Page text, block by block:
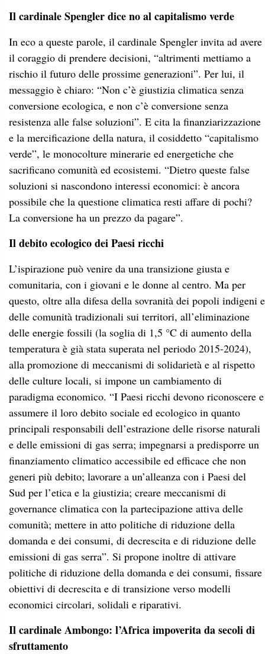
Il cardinale Spengler dice no al capitalismo verde
In eco a queste parole, il cardinale Spengler invita ad avere
il coraggio di prendere decisioni, “altrimenti mettiamo a
rischio il futuro delle prossime generazioni”. Per lui, il
messaggio è chiaro: “Non c’è giustizia climatica senza
conversione ecologica, e non c’è conversione senza
resistenza alle false soluzioni”. E cita la finanziarizzazione
e la mercificazione della natura, il cosiddetto “capitalismo
verde”, le monocolture minerarie ed energetiche che
sacrificano comunità ed ecosistemi. “Dietro queste false
soluzioni si nascondono interessi economici: è ancora
possibile che la questione climatica resti affare di pochi?
La conversione ha un prezzo da pagare”.
Il debito ecologico dei Paesi ricchi
L’ispirazione può venire da una transizione giusta e
comunitaria, con i giovani e le donne al centro. Ma per
questo, oltre alla difesa della sovranità dei popoli indigeni e
delle comunità tradizionali sui territori, all’eliminazione
delle energie fossili (la soglia di 1,5 °C di aumento della
temperatura è già stata superata nel periodo 2015-2024),
alla promozione di meccanismi di solidarietà e al rispetto
delle culture locali, si impone un cambiamento di
paradigma economico. “I Paesi ricchi devono riconoscere e
assumere il loro debito sociale ed ecologico in quanto
principali responsabili dell’estrazione delle risorse naturali
e delle emissioni di gas serra; impegnarsi a predisporre un
finanziamento climatico accessibile ed efficace che non
generi più debito; lavorare a un’alleanza con i Paesi del
Sud per l’etica e la giustizia; creare meccanismi di
governance climatica con la partecipazione attiva delle
comunità; mettere in atto politiche di riduzione della
domanda e dei consumi, di decrescita e di riduzione delle
emissioni di gas serra”. Si propone inoltre di attivare
politiche di riduzione della domanda e dei consumi, fissare
obiettivi di decrescita e di transizione verso modelli
economici circolari, solidali e riparativi.
Il cardinale Ambongo: l’Africa impoverita da secoli di
sfruttamento